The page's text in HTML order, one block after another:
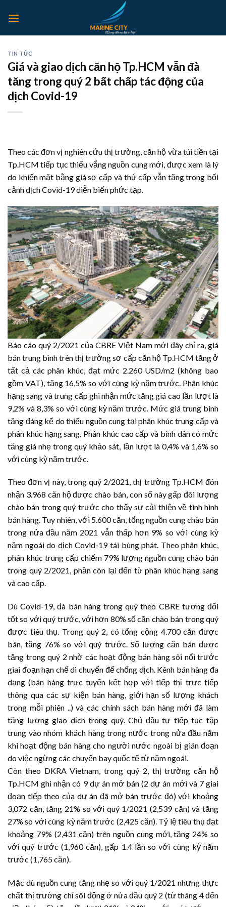
TIN TỨC
Giá và giao dịch căn hộ Tp.HCM vẫn đà
tăng trong quý 2 bất chấp tác động của
dịch Covid-19
Theo các đơn vị nghiên cứu thị trường, căn hộ vừa túi tiền tại
Tp.HCM tiếp tục thiếu vắng nguồn cung mới, được xem là lý
do khiến mặt bằng giá sơ cấp và thứ cấp vẫn tăng trong bối
cảnh dịch Covid-19 diễn biến phức tạp.
Báo cáo quý 2/2021 của CBRE Việt Nam mới đây chỉ ra, giá
bán trung bình trên thị trường sơ cấp căn hộ Tp.HCM tăng ở
tất cả các phân khúc, đạt mức 2.260 USD/m2 (không bao
gồm VAT), tăng 16,5% so với cùng kỳ năm trước. Phân khúc
hạng sang và trung cấp ghi nhận mức tăng giá cao lần lượt là
9,2% và 8,3% so với cùng kỳ năm trước. Mức giá trung bình
tăng đáng kể do thiếu nguồn cung tại phân khúc trung cấp và
phân khúc hạng sang. Phân khúc cao cấp và bình dân có mức
tăng giá nhẹ trong quý khảo sát, lần lượt là 0,4% và 1,6% so
với cùng kỳ năm trước.
Theo đơn vị này, trong quý 2/2021, thị trường Tp.HCM đón
nhận 3.968 căn hộ được chào bán, con số này gấp đôi lượng
chào bán trong quý trước cho thấy sự cải thiện về tình hình
bán hàng. Tuy nhiên, với 5.600 căn, tổng nguồn cung chào bán
trong nửa đầu năm 2021 vẫn thấp hơn 9% so với cùng kỳ
năm ngoái do dịch Covid-19 tái bùng phát. Theo phân khúc,
phân khúc trung cấp chiếm 79% lượng nguồn cung chào bán
trong quý 2/2021, phần còn lại đến từ phân khúc hạng sang
và cao cấp.
Dù Covid-19, đà bán hàng trong quý theo CBRE tương đối
tốt so với quý trước, với hơn 80% số căn chào bán trong quý
được tiêu thụ. Trong quý 2, có tổng cộng 4.700 căn được
bán, tăng 76% so với quý trước. Số lượng căn bán được
tăng trong quý 2 nhờ các hoạt động bán hàng sôi nổi trước
giai đoạn hạn chế di chuyển để chống dịch. Kênh bán hàng đa
dạng (bán hàng trực tuyến kết hợp với tiếp thị trực tiếp
thông qua các sự kiện bán hàng, giới hạn số lượng khách
trong mỗi phiên ..) và các chính sách bán hàng mới đã làm
tăng lượng giao dịch trong quý. Chủ đầu tư tiếp tục tập
trung vào nhóm khách hàng trong nước trong nửa đầu năm
khi hoạt động bán hàng cho người nước ngoài bị gián đoạn
do việc ngừng các chuyến bay quốc tế từ năm ngoái.
Còn theo DKRA Vietnam, trong quý 2, thị trường căn hộ
Tp.HCM ghi nhận có 9 dự án mở bán (2 dự án mới và 7 giai
đoạn tiếp theo của dự án đã mở bán trước đó) với khoảng
3,072 căn, tăng 21% so với quý 1/2021 (2,539 căn) và tăng
27% so với cùng kỳ năm trước (2,425 căn). Tỷ lệ tiêu thụ đạt
khoảng 79% (2,431 căn) trên nguồn cung mới, tăng 24% so
với quý trước (1,960 căn), gấp 1.4 lần so với cùng kỳ năm
trước (1,765 căn).
Mặc dù nguồn cung tăng nhẹ so với quý 1/2021 nhưng thực
chất thị trường chỉ sôi động ở nửa đầu quý 2 (từ tháng 4 đến